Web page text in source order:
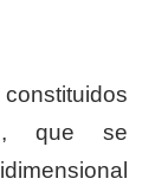
que se